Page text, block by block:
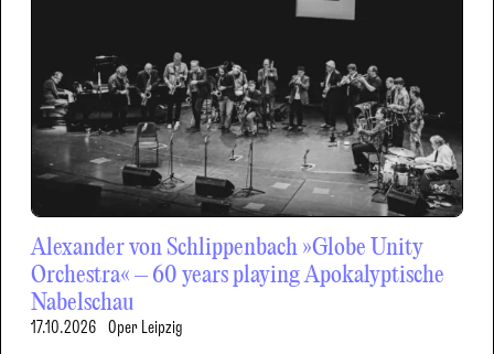
Alexander von Schlippenbach »Globe Unity
Orchestra« – 60 years playing Apokalyptische
Nabelschau
17.10.2026 Oper Leipzig